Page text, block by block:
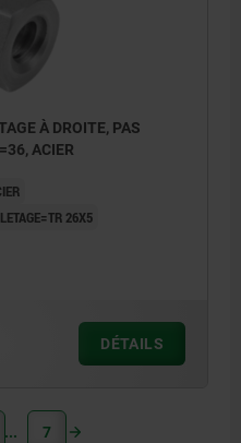
À DROITE, PAS
ACIER
26X5
DÉTAILS
7